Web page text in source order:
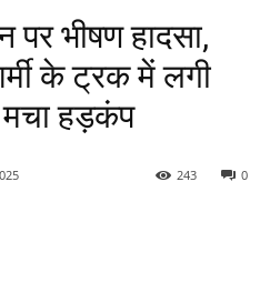
भीषण हादसा,
के ट्रक में लगी
मचा हड़कंप
0
243